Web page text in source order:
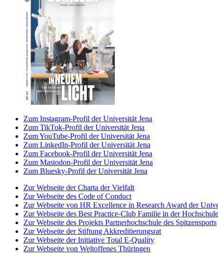
Zum Instagram-Profil der Universität Jena
Zum TikTok-Profil der Universität Jena
Zum YouTube-Profil der Universität Jena
Zum LinkedIn-Profil der Universität Jena
Zum Facebook-Profil der Universität Jena
Zum Mastodon-Profil der Universität Jena
Zum Bluesky-Profil der Universität Jena
Zur Webseite der Charta der Vielfalt
Zur Webseite des Code of Conduct
Zur Webseite von HR Excellence in Research Award der
Zur Webseite des Best Practice-Club Familie in der Hochschule
Zur Webseite des Projekts Partnerhochschule des Spitzensports
Zur Webseite der Stiftung Akkreditierungsrat
Zur Webseite der Initiative Total E-Quality
Zur Webseite von Weltoffenes Thüringen